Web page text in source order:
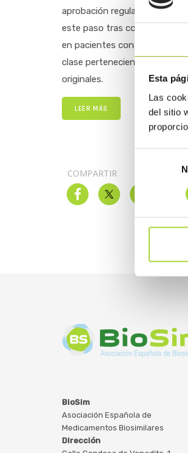
Esta
Las
del sitio
aprobación regulatoria en
este paso tras comprobar la
en pacientes con artritis
clase perteneciente a la
originales.
LEER MÁS
COMPARTIR
BioSim
Asociación Española de
Medicamentos Biosimilares
Dirección